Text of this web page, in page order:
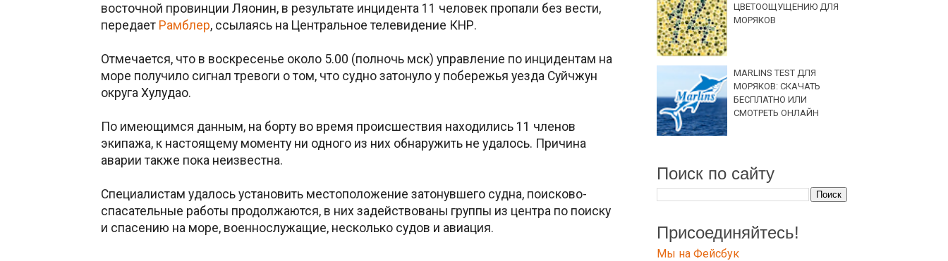
восточной провинции Ляонин, в результате инцидента 11 человек пропали без вести,
передает Рамблер, ссылаясь на Центральное телевидение КНР.
Отмечается, что в воскресенье около 5.00 (полночь мск) управление по инцидентам на
море получило сигнал тревоги о том, что судно затонуло у побережья уезда Суйчжун
округа Хулудао.
По имеющимся данным, на борту во время происшествия находились 11 членов
экипажа, к настоящему моменту ни одного из них обнаружить не удалось. Причина
аварии также пока неизвестна.
Специалистам удалось установить местоположение затонувшего судна, поисково-
спасательные работы продолжаются, в них задействованы группы из центра по поиску
и спасению на море, военнослужащие, несколько судов и авиация.
ЦВЕТООЩУЩЕНИЮ ДЛЯ
МОРЯКОВ
MARLINS TEST ДЛЯ
МОРЯКОВ: СКАЧАТЬ
БЕСПЛАТНО ИЛИ
СМОТРЕТЬ ОНЛАЙН
Поиск по сайту
Присоединяйтесь!
Мы на Фейсбук